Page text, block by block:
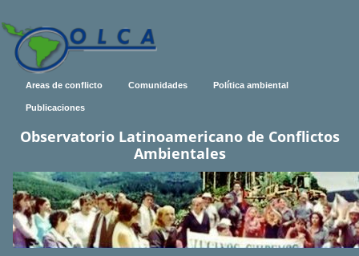
Areas de conflicto Comunidades Política ambiental
Publicaciones
Observatorio Latinoamericano de Conflictos
Ambientales